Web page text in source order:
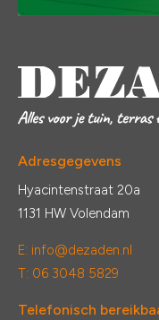
Adresgegevens
Hyacintenstraat 20a
1131 HW Volendam
E: info@dezaden.nl
T: 06 3048 5829
Telefonisch